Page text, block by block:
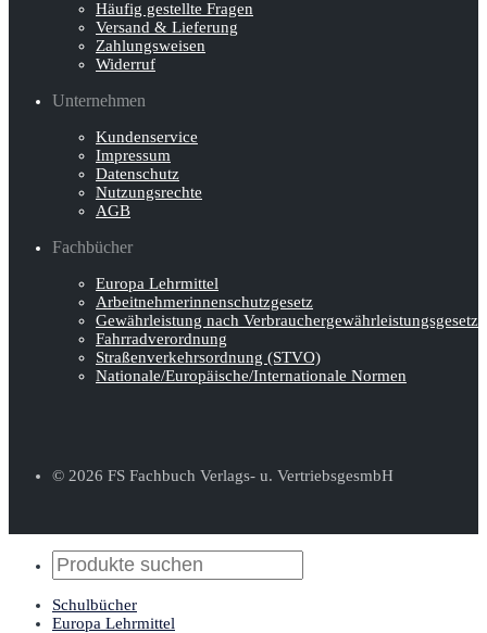
Häufig gestellte Fragen
Versand & Lieferung
Zahlungsweisen
Widerruf
Unternehmen
Kundenservice
Impressum
Datenschutz
Nutzungsrechte
AGB
Fachbücher
Europa Lehrmittel
Arbeitnehmerinnen­schutz­gesetz
Gewährleistung nach Verbraucher­gewähr­leistungsgesetz
Fahrradverordnung
Straßenverkehrs­ordnung (STVO)
Nationale/Europäische/Internationale Normen
© 2026 FS Fachbuch Verlags- u. VertriebsgesmbH
Schulbücher
Europa Lehrmittel